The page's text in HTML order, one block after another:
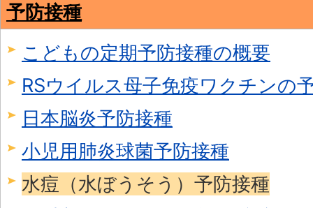
予防接種
こどもの定期予防接種の概要
RSウイルス母子免疫ワクチンの
日本脳炎予防接種
小児用肺炎球菌予防接種
水痘（水ぼうそう）予防接種